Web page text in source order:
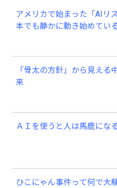
アメリカで始まった「AIリ
本でも静かに動き始めてい
業経営者が今、見直すべき
「骨太の方針」から見える
来
ＡＩを使うと人は馬鹿にな
ひこにゃん事件って何で大